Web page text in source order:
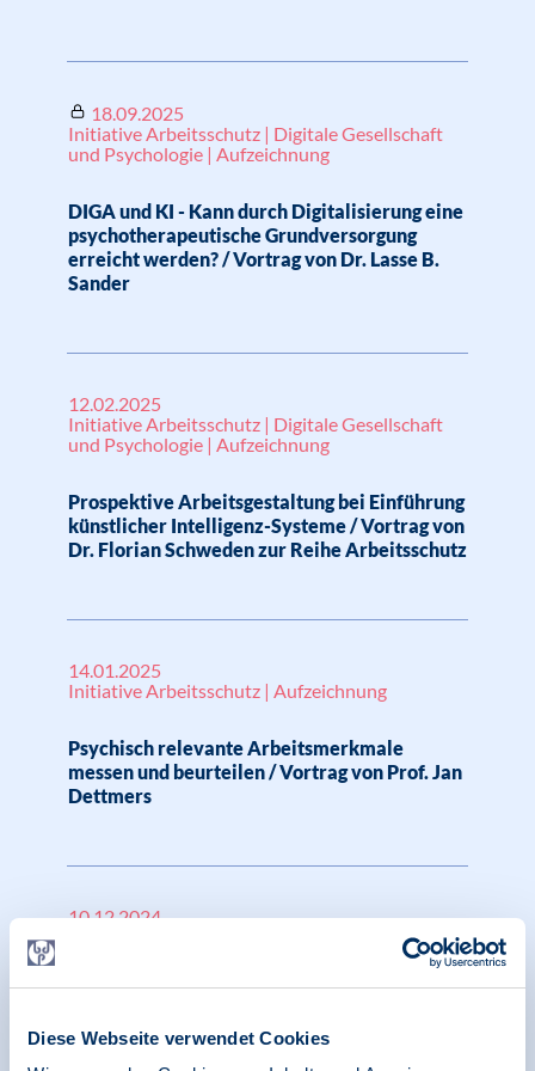
Diese Webseite verwendet Cookies
18.09.2025
Initiative Arbeitsschutz | Digitale Gesellschaft
und Psychologie | Aufzeichnung
DIGA und KI - Kann durch Digitalisierung eine
psychotherapeutische Grundversorgung
erreicht werden? / Vortrag von Dr. Lasse B.
Sander
12.02.2025
Initiative Arbeitsschutz | Digitale Gesellschaft
und Psychologie | Aufzeichnung
Prospektive Arbeitsgestaltung bei Einführung
künstlicher Intelligenz-Systeme / Vortrag von
Dr. Florian Schweden zur Reihe Arbeitsschutz
14.01.2025
Initiative Arbeitsschutz | Aufzeichnung
Psychisch relevante Arbeitsmerkmale
messen und beurteilen / Vortrag von Prof. Jan
Dettmers
10.12.2024
Zukunftsfähige Arbeitsgestaltung - Förderung
Arbeitswelt / Vortrag von Ivon Ames zur
Woche der seelischen Gesundheit